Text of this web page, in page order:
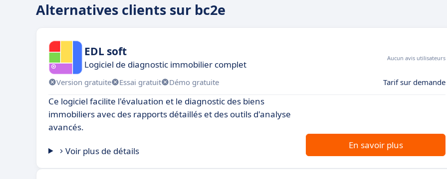
Alternatives clients sur bc2e
EDL soft
Logiciel de diagnostic immobilier complet
Aucun avis utilisateurs
Version gratuite Essai gratuit Démo gratuite Tarif sur demande
Ce logiciel facilite l'évaluation et le diagnostic des biens
immobiliers avec des rapports détaillés et des outils d'analyse
avancés.
Voir plus de détails
En savoir plus